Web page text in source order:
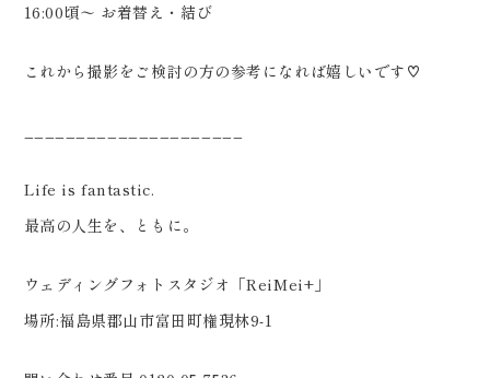
16:00頃〜 お着替え・結び
これから撮影をご検討の方の参考になれば嬉しいです♡
Life is fantastic.
最高の人生を、ともに。
ウェディングフォトスタジオ「ReiMei+」
場所:福島県郡山市富田町権現林9-1